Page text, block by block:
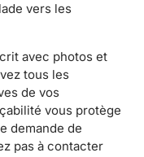
vers les
avec photos et
tous les
de vos
vous protège
demande de
pas à contacter